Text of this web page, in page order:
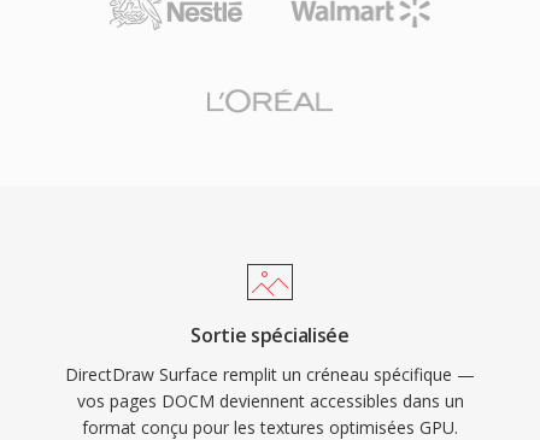
Sortie spécialisée
DirectDraw Surface remplit un créneau spécifique —
vos pages DOCM deviennent accessibles dans un
format conçu pour les textures optimisées GPU.